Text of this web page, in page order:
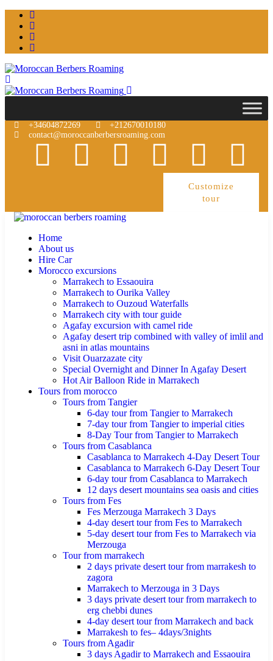
+34604872269
+212670010180
contact@moroccanberbersroaming.com
Customize
tour
Home
About us
Hire Car
Morocco excursions
Marrakech to Essaouira
Marrakech to Ourika Valley
Marrakech to Ouzoud Waterfalls
Marrakech city with tour guide
Agafay excursion with camel ride
Agafay desert trip combined with valley of imlil and
asni in atlas mountains
Visit Ouarzazate city
Special Overnight and Dinner In Agafay Desert
Hot Air Balloon Ride in Marrakech
Tours from morocco
Tours from Tangier
6-day tour from Tangier to Marrakech
7-day tour from Tangier to imperial cities
8-Day Tour from Tangier to Marrakech
Tours from Casablanca
Casablanca to Marrakech 4-Day Desert Tour
Casablanca to Marrakech 6-Day Desert Tour
6-day tour from Casablanca to Marrakech
12 days desert mountains sea oasis and cities
Tours from Fes
Fes Merzouga Marrakech 3 Days
4-day desert tour from Fes to Marrakech
5-day desert tour from Fes to Marrakech via
Merzouga
Tour from marrakech
2 days private desert tour from marrakesh to
zagora
Marrakech to Merzouga in 3 Days
3 days private desert tour from marrakech to
erg chebbi dunes
4-day desert tour from Marrakech and back
Marrakesh to fes– 4days/3nights
Tours from Agadir
3 days Agadir to Marrakech and Essaouira